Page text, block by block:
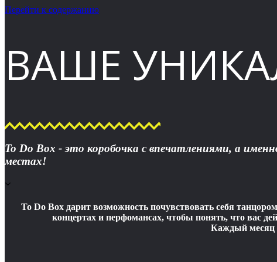
Перейти к содержанию
ВАШЕ
To Do Box - это коробочка с впечатлениями, а
местах!
To Do Box дарит возможность почувствовать себя
концертах и перфомансах, чтобы понять, что вас
Каждый месяц